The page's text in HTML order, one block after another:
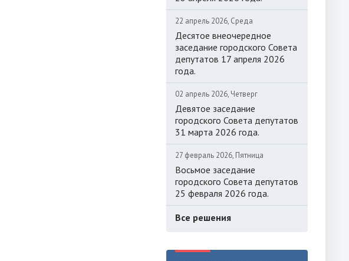
22 апрель 2026, Среда
Десятое внеочередное
заседание городского Совета
депутатов 17 апреля 2026
года.
02 апрель 2026, Четверг
Девятое заседание
городского Совета депутатов
31 марта 2026 года.
27 февраль 2026, Пятница
Восьмое заседание
городского Совета депутатов
25 февраля 2026 года.
Все решения